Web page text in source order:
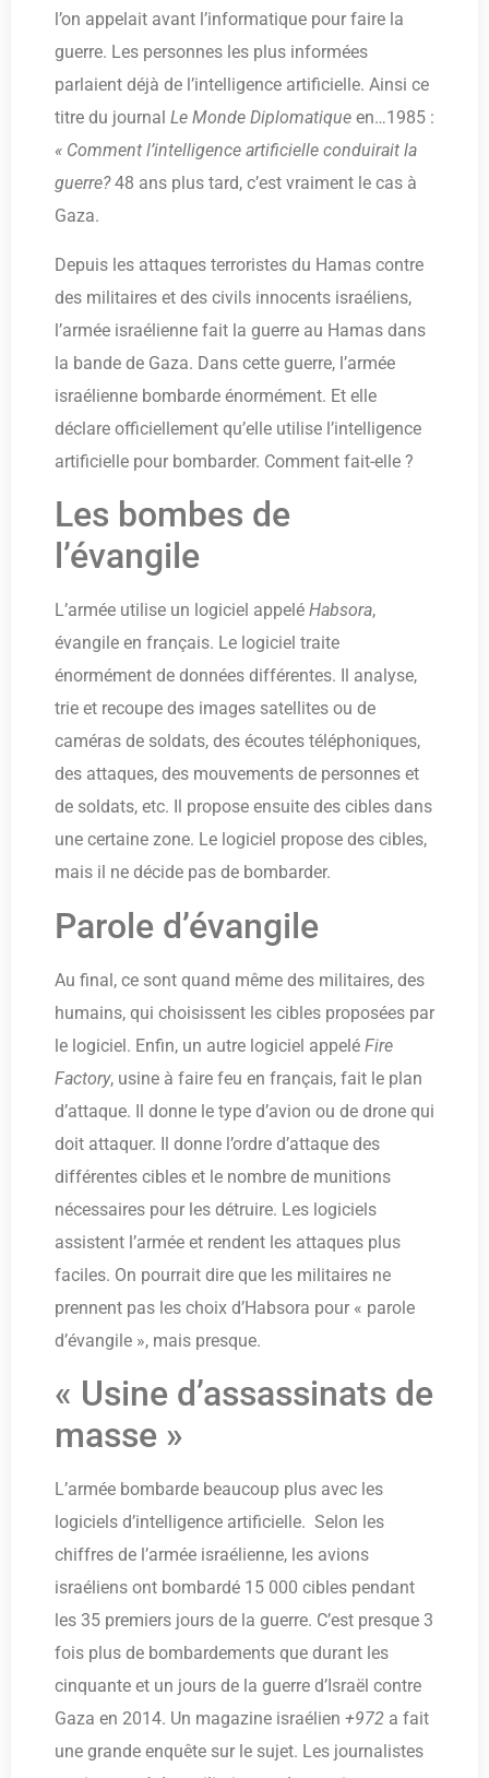
l’on appelait avant l’informatique pour faire la
guerre. Les personnes les plus informées
parlaient déjà de l’intelligence artificielle. Ainsi ce
titre du journal Le Monde Diplomatique en…1985 :
« Comment l’intelligence artificielle conduirait la
guerre?48 ans plus tard, c’est vraiment le cas à
Gaza.
Depuis les attaques terroristes du Hamas contre
des militaires et des civils innocents israéliens,
l’armée israélienne fait la guerre au Hamas dans
la bande de Gaza. Dans cette guerre, l’armée
israélienne bombarde énormément. Et elle
déclare officiellement qu’elle utilise l’intelligence
artificielle pour bombarder. Comment fait-elle ?
Les bombes de
l’évangile
L’armée utilise un logiciel appelé Habsora,
évangile en français. Le logiciel traite
énormément de données différentes. Il analyse,
trie et recoupe des images satellites ou de
caméras de soldats, des écoutes téléphoniques,
des attaques, des mouvements de personnes et
de soldats, etc. Il propose ensuite des cibles dans
une certaine zone. Le logiciel propose des cibles,
mais il ne décide pas de bombarder.
Parole d’évangile
Au final, ce sont quand même des militaires, des
humains, qui choisissent les cibles proposées par
le logiciel. Enfin, un autre logiciel appelé Fire
Factory, usine à faire feu en français, fait le plan
d’attaque. Il donne le type d’avion ou de drone qui
doit attaquer. Il donne l’ordre d’attaque des
différentes cibles et le nombre de munitions
nécessaires pour les détruire. Les logiciels
assistent l’armée et rendent les attaques plus
faciles. On pourrait dire que les militaires ne
prennent pas les choix d’Habsora pour « parole
d’évangile », mais presque.
« Usine d’assassinats de
masse »
L’armée bombarde beaucoup plus avec les
logiciels d’intelligence artificielle. Selon les
chiffres de l’armée israélienne, les avions
israéliens ont bombardé 15 000 cibles pendant
les 35 premiers jours de la guerre. C’est presque 3
fois plus de bombardements que durant les
cinquante et un jours de la guerre d’Israël contre
Gaza en 2014. Un magazine israélien +972 a fait
une grande enquête sur le sujet. Les journalistes